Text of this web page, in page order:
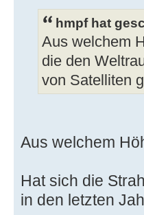
hmpf hat
Aus welchem
die den
von Satelliten
Aus welchem
Hat sich die
in den letzten